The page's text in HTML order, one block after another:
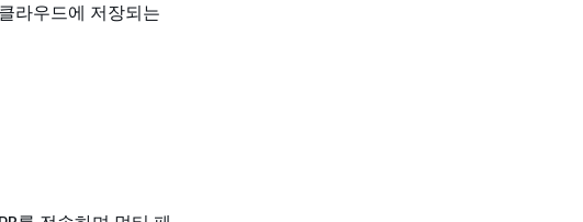
라우드에 저장되는